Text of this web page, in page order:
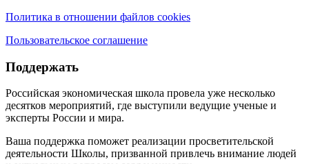
Политика в отношении файлов cookies
Пользовательское соглашение
Поддержать
Российская экономическая школа провела уже несколько
десятков мероприятий, где выступили ведущие ученые и
эксперты России и мира.
Ваша поддержка поможет реализации просветительской
деятельности Школы, призванной привлечь внимание людей